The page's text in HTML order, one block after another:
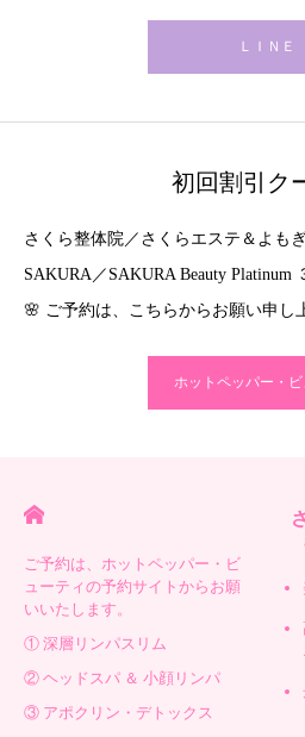
ＬＩＮＥ
初回割引ク
さくら整体院／さくらエステ＆よも
SAKURA／SAKURA Beauty Platinum
🌸 ご予約は、こちらからお願い申し
ホットペッパー・ビ
ご予約は、ホットペッパー・ビ
ューティの予約サイトからお願
いいたします。
① 深層リンパスリム
② ヘッドスパ ＆ 小顔リンパ
③ アポクリン・デトックス